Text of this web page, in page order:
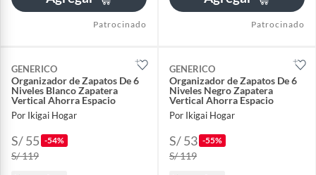
Patrocinado Patrocinado
GENERICO
Organizador de Zapatos De 6
Niveles Blanco Zapatera
Vertical Ahorra Espacio
Por Ikigai Hogar
S/ 55 -54%
S/ 119
GENERICO
Organizador de Zapatos De 6
Niveles Negro Zapatera
Vertical Ahorra Espacio
Por Ikigai Hogar
S/ 53 -55%
S/ 119